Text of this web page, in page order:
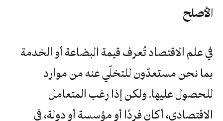
الأصلح
في علم الاقتصاد تُعرف قيمة البضاعة أو الخدمة
بما نحن مستعدّون للتخلّي عنه من موارد
للحصول عليها. ولكن إذا رغب المتعامل
الاقتصادي، أكان فردًا أو مؤسسة أو دولة، في